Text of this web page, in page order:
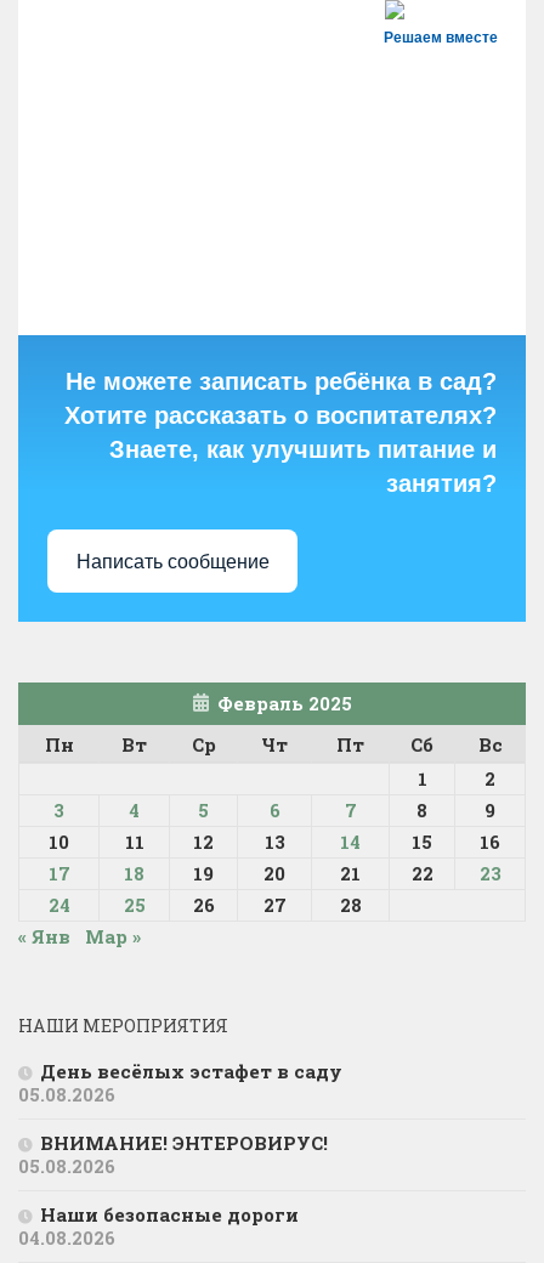
Решаем вместе
Не можете записать ребёнка в сад?
Хотите рассказать о воспитателях?
Знаете, как улучшить питание и
занятия?
Написать сообщение
Февраль 2025
Пн
Вт Ср Чт Пт Сб
Вс
1
2
3
4 5 6 7 8
9
10
11 12 13 14 15
16
17
18 19 20 21 22
23
24
25 26 27
28
« Янв
Мар »
НАШИ МЕРОПРИЯТИЯ
День весёлых эстафет в саду
05.08.2026
ВНИМАНИЕ! ЭНТЕРОВИРУС!
05.08.2026
Наши безопасные дороги
04.08.2026